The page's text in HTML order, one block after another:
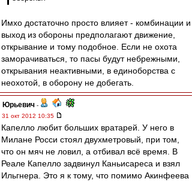
Имхо достаточно просто влияет - комбинации и
выход из обороны предполагают движение,
открывание и тому подобное. Если не охота
заморачиваться, то пасы будут небрежными,
открывания неактивными, в единоборства с
неохотой, в оборону не добегать.
Юрьевич -
31 окт 2012 10:35
Капелло любит больших вратарей. У него в
Милане Росси стоял двухметровый, при том,
что он мяч не ловил, а отбивал всё время. В
Реале Капелло задвинул Каньисареса и взял
Ильгнера. Это я к тому, что помимо Акинфеева